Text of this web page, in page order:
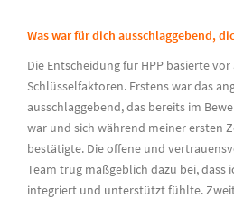
Was war für dich ausschlaggebend,
Die Entscheidung für HPP basierte
Schlüsselfaktoren. Erstens war das
ausschlaggebend, das bereits im
war und sich während meiner ersten
bestätigte. Die offene und
Team trug maßgeblich dazu bei, dass
integriert und unterstützt fühlte.